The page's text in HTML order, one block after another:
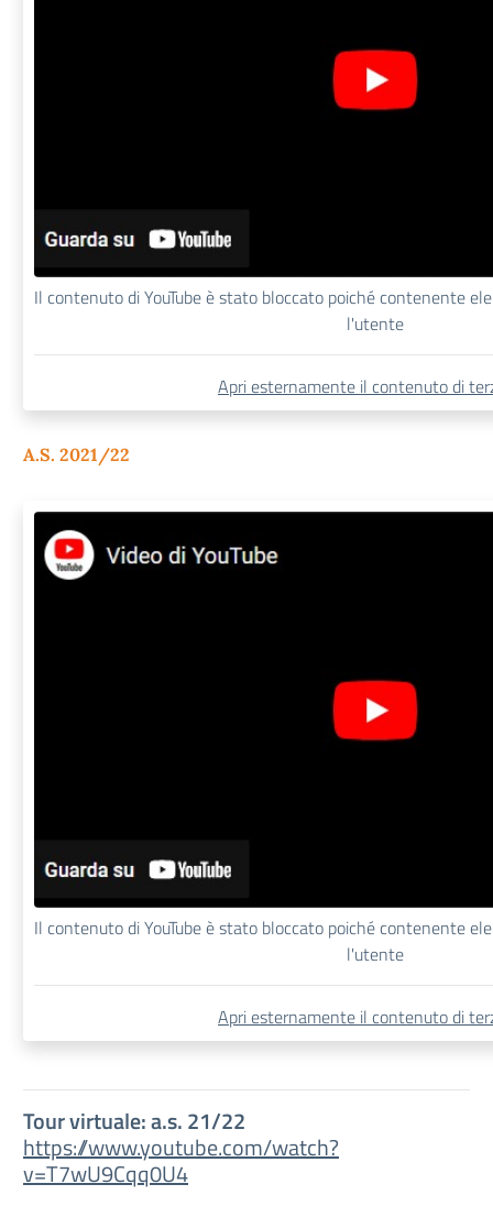
Il contenuto di YouTube è stato bloccato poiché contenente
l'utente
Apri esternamente il contenuto di
A.S. 2021/22
Il contenuto di YouTube è stato bloccato poiché contenente
l'utente
Apri esternamente il contenuto di
Tour virtuale: a.s. 21/22
https://www.youtube.com/watch?
v=T7wU9Cqq0U4